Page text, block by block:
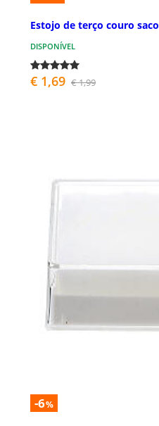
Estojo de terço couro saco
DISPONÍVEL
€ 1,69 € 1,99
-6%